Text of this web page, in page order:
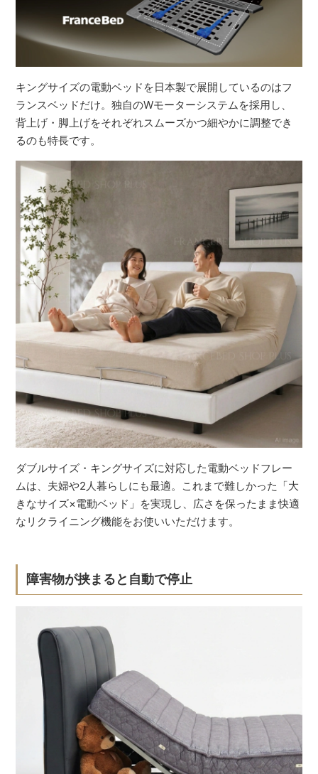
キングサイズの電動ベッドを日本製で展開しているのはフ
ランスベッドだけ。独自のWモーターシステムを採用し、
背上げ・脚上げをそれぞれスムーズかつ細やかに調整でき
るのも特長です。
ダブルサイズ・キングサイズに対応した電動ベッドフレー
ムは、夫婦や2人暮らしにも最適。これまで難しかった「大
きなサイズ×電動ベッド」を実現し、広さを保ったまま快適
なリクライニング機能をお使いいただけます。
障害物が挟まると自動で停止